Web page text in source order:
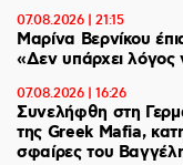
07.08.2026 | 21:15
Μαρίνα Βερνίκου
«Δεν υπάρχει
07.08.2026 | 16:26
Συνελήφθη στη
της Greek Mafia,
σφαίρες του